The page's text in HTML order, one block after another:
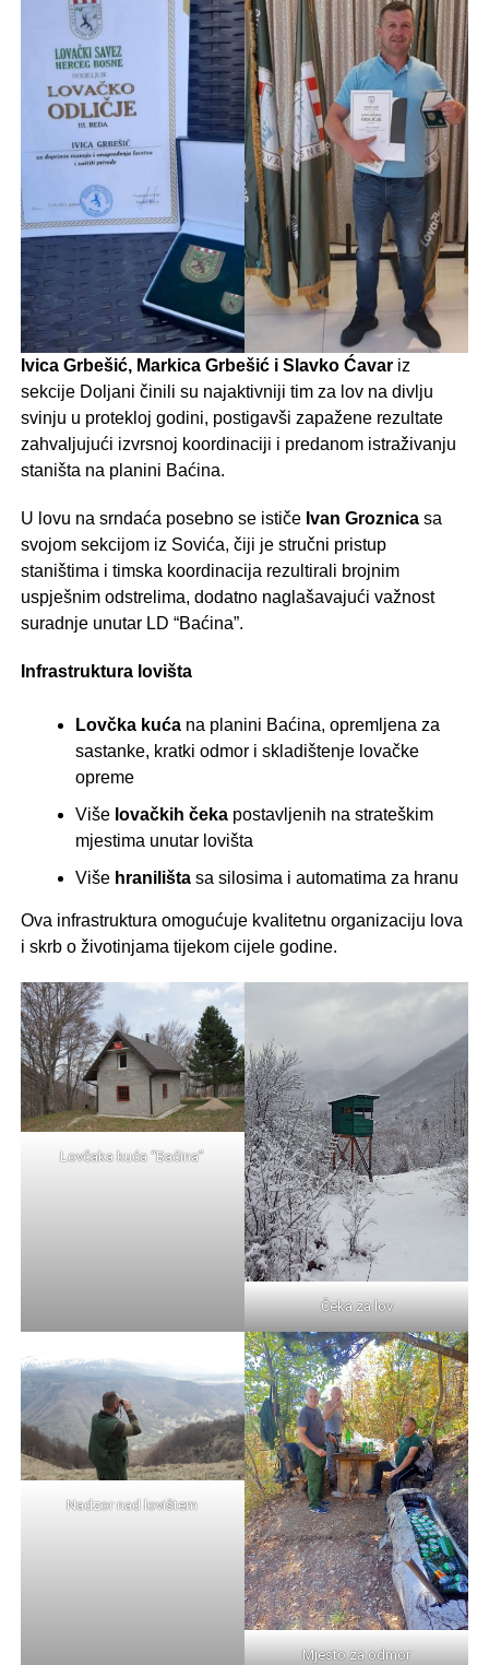
Ivica Grbešić, Markica Grbešić i Slavko Ćavariz
sekcije Doljani činili su najaktivniji tim za lov na divlju
svinju u protekloj godini, postigavši zapažene rezultate
zahvaljujući izvrsnoj koordinaciji i predanom istraživanju
staništa na planini Baćina.
U lovu na srndaća posebno se ističe Ivan Groznicasa
svojom sekcijom iz Sovića, čiji je stručni pristup
staništima i timska koordinacija rezultirali brojnim
uspješnim odstrelima, dodatno naglašavajući važnost
suradnje unutar LD “Baćina”.
Infrastruktura lovišta
Lovčka kućana planini Baćina, opremljena za
sastanke, kratki odmor i skladištenje lovačke
opreme
Više lovačkih čekapostavljenih na strateškim
mjestima unutar lovišta
Više hranilištasa silosima i automatima za hranu
Ova infrastruktura omogućuje kvalitetnu organizaciju lova
i skrb o životinjama tijekom cijele godine.
Lovčaka kuća “Baćina”
Čeka za lov
Nadzor nad lovištem
Mjesto za odmor